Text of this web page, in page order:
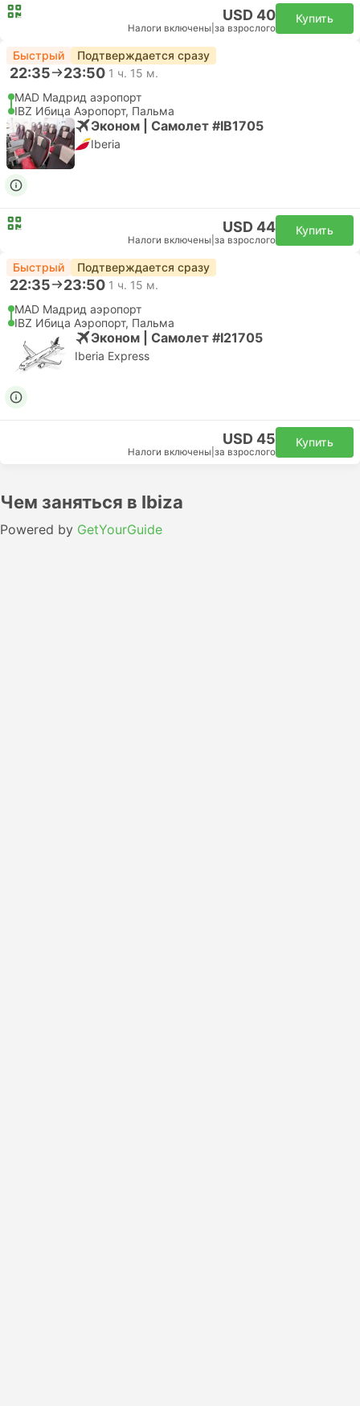
USD 40
Налоги включены за взрослого
Купить
Быстрый Подтверждается сразу
22:35 23:50 1 ч. 15 м.
MAD Мадрид аэропорт
IBZ Ибица Аэропорт, Пальма
Эконом | Самолет #IB1705
Iberia
USD 44
Налоги включены за взрослого
Купить
Быстрый Подтверждается сразу
22:35 23:50 1 ч. 15 м.
MAD Мадрид аэропорт
IBZ Ибица Аэропорт, Пальма
Эконом | Самолет #I21705
Iberia Express
USD 45
Налоги включены за взрослого
Купить
Чем заняться в Ibiza
Powered by GetYourGuide